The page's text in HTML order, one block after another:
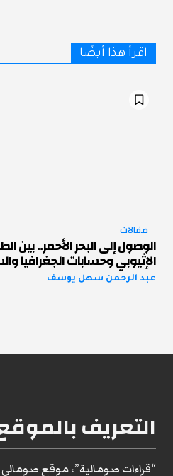
اقرأ هذا أيضًا
مقالات
الوصول إلى البحر الأحمر.. بين
الإثيوبي وحسابات الجغرافيا
عبد الرحمن سهل يوسف
التعريف
“قراءات صومالية”، موقع